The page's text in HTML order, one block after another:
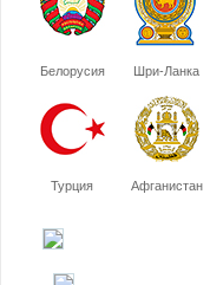
Белорусия Шри-Ланка
Турция Афганистан